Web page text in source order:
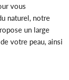
vous
naturel, notre
un large
votre peau, ainsi